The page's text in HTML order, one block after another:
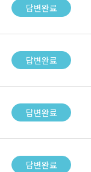
답변완료
답변완료
답변완료
답변완료